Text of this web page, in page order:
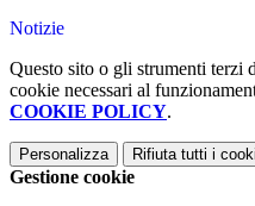
Notizie
Questo sito o gli strumenti terzi
cookie necessari al
COOKIE POLICY.
Personalizza Rifiuta tutti i
Gestione cookie